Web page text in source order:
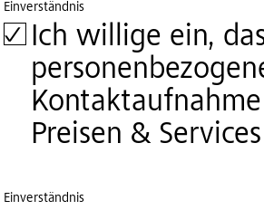
Einverständnis
Ich willige ein,
Preisen &
Einverständnis